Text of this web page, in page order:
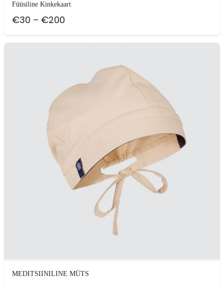
Füüsiline Kinkekaart
€30 – €200
kuni
MEDITSIINILINE MÜTS